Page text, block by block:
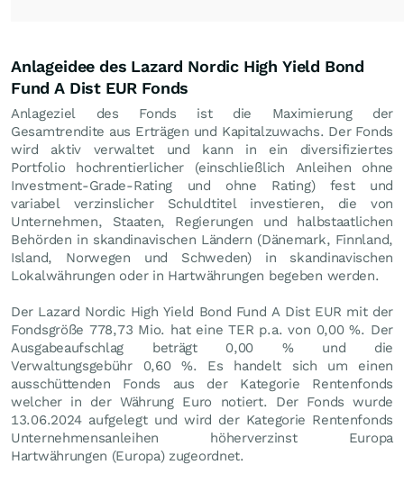
Anlageidee des Lazard Nordic High Yield Bond
Fund A Dist EUR Fonds
Anlageziel des Fonds ist die Maximierung der
Gesamtrendite aus Erträgen und Kapitalzuwachs. Der Fonds
wird aktiv verwaltet und kann in ein diversifiziertes
Portfolio hochrentierlicher (einschließlich Anleihen ohne
Investment-Grade-Rating und ohne Rating) fest und
variabel verzinslicher Schuldtitel investieren, die von
Unternehmen, Staaten, Regierungen und halbstaatlichen
Behörden in skandinavischen Ländern (Dänemark, Finnland,
Island, Norwegen und Schweden) in skandinavischen
Lokalwährungen oder in Hartwährungen begeben werden.
Der Lazard Nordic High Yield Bond Fund A Dist EUR mit der
Fondsgröße 778,73 Mio. hat eine TER p.a. von 0,00 %. Der
Ausgabeaufschlag beträgt 0,00 % und die
Verwaltungsgebühr 0,60 %. Es handelt sich um einen
ausschüttenden Fonds aus der Kategorie Rentenfonds
welcher in der Währung Euro notiert. Der Fonds wurde
13.06.2024 aufgelegt und wird der Kategorie Rentenfonds
Unternehmensanleihen höherverzinst Europa
Hartwährungen (Europa) zugeordnet.